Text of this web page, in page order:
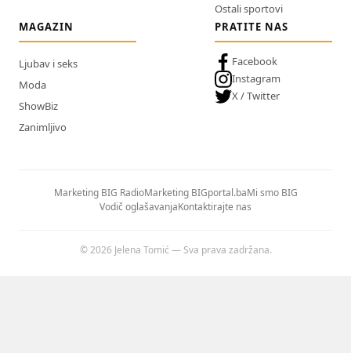
Ostali sportovi
MAGAZIN
Ljubav i seks
Moda
ShowBiz
Zanimljivo
PRATITE NAS
Facebook
Instagram
X / Twitter
Marketing BIG RadioMarketing BIGportal.baMi smo BIG
Vodič oglašavanjaKontaktirajte nas
© 2026 Jelena Tomić — Sva prava zadržana.